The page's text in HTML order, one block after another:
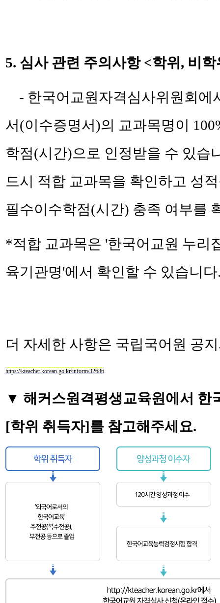
5. 심사 관련 주의사항 <학위, 비
- 한국어교원자격심사위원회에
서(이수증명서)의 교과목명이
학점(시간)으로 인정받을 수 있습
드시 적합 교과목을 확인하고 성
필수이수학점(시간) 충족 여부를
*적합 교과목은 '한국어교원 누리
육기관명'에서 확인할 수 있습니다
더 자세한 사항은 국립국어원 공
https://kteacher.korean.go.kr/inform/32686
▼ 해커스원격평생교육원에서 한
[학위 취득자]를 참고해주세요.